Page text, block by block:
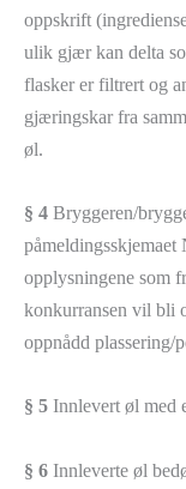
oppskrift
ulik gjær kan delta
flasker er filtrert og
gjæringskar fra
øl.
§ 4 Bryggeren/
opplysningene som
konkurransen vil bli
oppnådd plassering/
§ 5 Innlevert øl med
§ 6 Innleverte øl